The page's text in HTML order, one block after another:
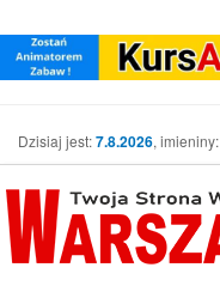
Dzisiaj jest:7.8.2026, imieniny: